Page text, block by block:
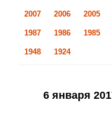
2007 2006 2005
1987 1986 1985
1948 1924
6 января